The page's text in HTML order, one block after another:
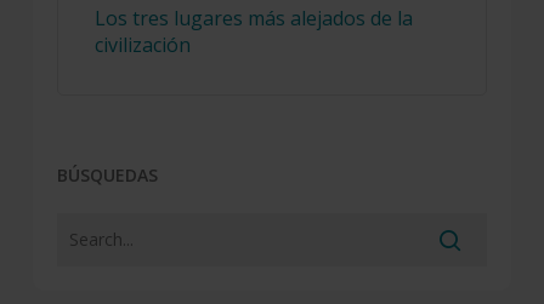
Los tres lugares más alejados de la
civilización
BÚSQUEDAS